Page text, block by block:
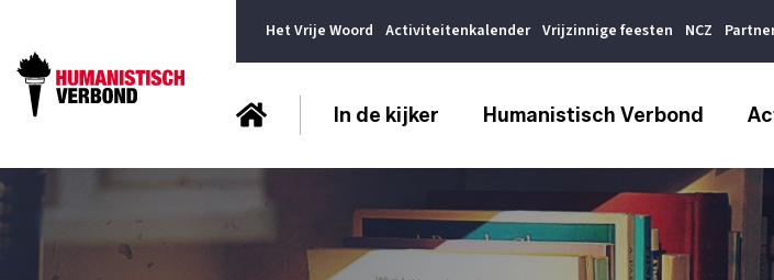
Het Vrije Woord Activiteitenkalender Vrijzinnige feesten NCZ
In de kijker Humanistisch Verbond